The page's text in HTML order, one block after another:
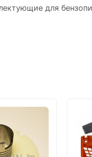
для